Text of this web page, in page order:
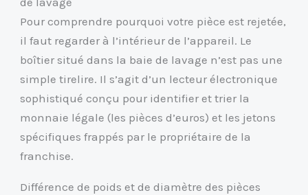
Pour comprendre pourquoi votre pièce est rejetée,
il faut regarder à l’intérieur de l’appareil. Le
boîtier situé dans la baie de lavage n’est pas une
simple tirelire. Il s’agit d’un lecteur électronique
sophistiqué conçu pour identifier et trier la
monnaie légale (les pièces d’euros) et les jetons
spécifiques frappés par le propriétaire de la
franchise.
Différence de poids et de diamètre des pièces